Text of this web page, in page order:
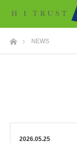
ホームNEWS
2026.05.25